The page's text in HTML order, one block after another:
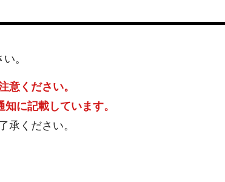
。
意ください。
に記載しています。
承ください。